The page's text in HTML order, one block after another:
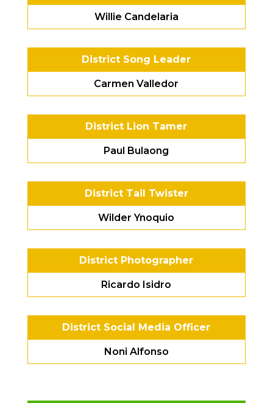
Willie Candelaria
District Song Leader
Carmen Valledor
District Lion Tamer
Paul Bulaong
District Tail Twister
Wilder Ynoquio
District Photographer
Ricardo Isidro
District Social Media Officer
Noni Alfonso